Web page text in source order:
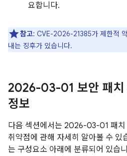
요합니다.
참고: CVE-2026-21385가 제한적
내는 징후가 있습니다.
2026-03-01 보안 패치
정보
다음 섹션에서는 2026-03-01 패치
취약점에 관해 자세히 알아볼 수 있
는 구성요소 아래에 분류되어 있습